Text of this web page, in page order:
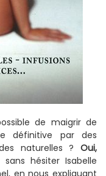
de maigrir de
définitive par des
naturelles ? Oui,
sans hésiter Isabelle